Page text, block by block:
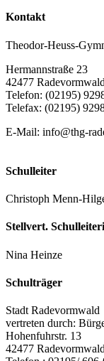
Kontakt
Theodor-Heuss-
Hermannstraße 23
42477 Radevormwald
Telefon: (02195)
Telefax: (02195)
E-Mail: info@thg-
Schulleiter
Christoph Menn-
Stellvert.
Nina Heinze
Schulträger
Stadt Radevormwald
vertreten durch:
Hohenfuhrstr. 13
42477 Radevormwald